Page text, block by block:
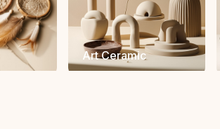
Art Ceramic